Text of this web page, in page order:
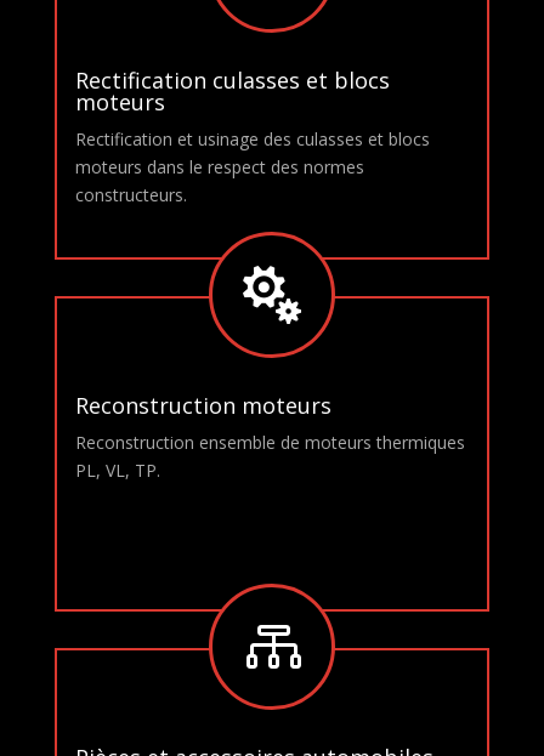
Rectification culasses et blocs
moteurs
Rectification et usinage des culasses et blocs
moteurs dans le respect des normes
constructeurs.

Reconstruction moteurs
Reconstruction ensemble de moteurs thermiques
PL, VL, TP.
